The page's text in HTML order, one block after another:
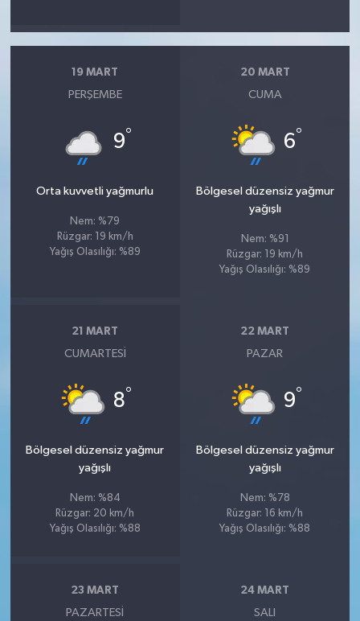
19 MART
PERŞEMBE
9°
Orta kuvvetli yağmurlu
Nem: %79
Rüzgar: 19 km/h
Yağış Olasılığı: %89
20 MART
CUMA
6°
Bölgesel düzensiz yağmur
yağışlı
Nem: %91
Rüzgar: 19 km/h
Yağış Olasılığı: %89
21 MART
CUMARTESI
8°
Bölgesel düzensiz yağmur
yağışlı
Nem: %84
Rüzgar: 20 km/h
Yağış Olasılığı: %88
22 MART
PAZAR
9°
Bölgesel düzensiz yağmur
yağışlı
Nem: %78
Rüzgar: 16 km/h
Yağış Olasılığı: %88
23 MART
PAZARTESI
24 MART
SALI
SAĞLIK
Savaştepe
SEYAHAT
SİYASET
SPOR
Susurluk
TEKNOLOJİ
Trend
TÜRKİYE
VİZYONDAKİLER